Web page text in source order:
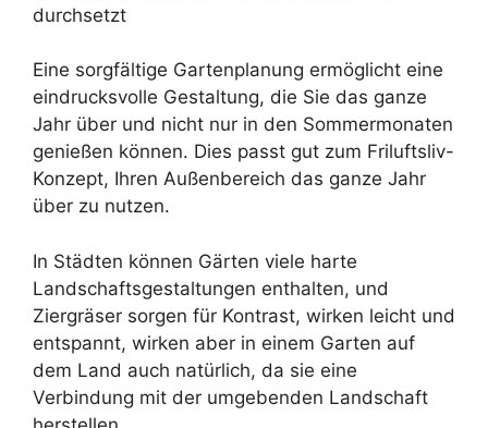
durchsetzt
Eine sorgfältige Gartenplanung ermöglicht eine
eindrucksvolle Gestaltung, die Sie das ganze
Jahr über und nicht nur in den Sommermonaten
genießen können. Dies passt gut zum Friluftsliv-
Konzept, Ihren Außenbereich das ganze Jahr
über zu nutzen.
In Städten können Gärten viele harte
Landschaftsgestaltungen enthalten, und
Ziergräser sorgen für Kontrast, wirken leicht und
entspannt, wirken aber in einem Garten auf
dem Land auch natürlich, da sie eine
Verbindung mit der umgebenden Landschaft